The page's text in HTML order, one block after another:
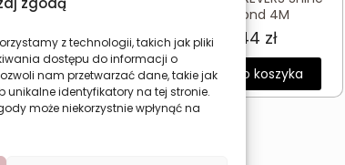
z technologii, takich jak pliki
dostępu do informacji o
nam przetwarzać dane, takie jak
identyfikatory na tej stronie.
może niekorzystnie wpłynąć na
Diamond 3M
10,44zł
do koszyka
Diamond 4M
10,44 zł
Dodaj do koszyka